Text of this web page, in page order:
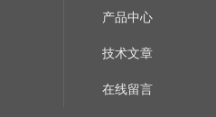
产品中心
技术文章
在线留言